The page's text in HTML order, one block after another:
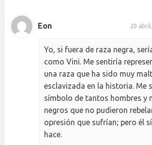
Eon 20
Yo, si fuera de raza negra,
como Vini. Me sentiría
una raza que ha sido muy
esclavizada en la historia. Me
símbolo de tantos hombres y
negros que no pudieron
opresión que sufrían; pero él sí
hace.